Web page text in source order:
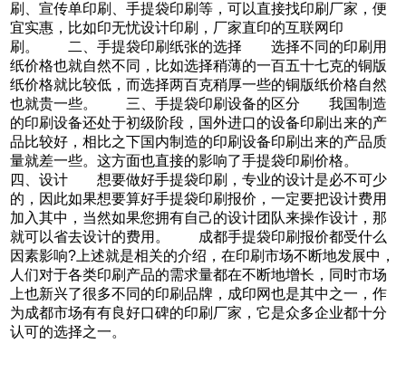
刷、宣传单印刷、手提袋印刷等，可以直接找印刷厂家，便
宜实惠，比如印无忧设计印刷，厂家直印的互联网印
刷。 二、手提袋印刷纸张的选择 选择不同的印刷用
纸价格也就自然不同，比如选择稍薄的一百五十七克的铜版
纸价格就比较低，而选择两百克稍厚一些的铜版纸价格自然
也就贵一些。 三、手提袋印刷设备的区分 我国制造
的印刷设备还处于初级阶段，国外进口的设备印刷出来的产
品比较好，相比之下国内制造的印刷设备印刷出来的产品质
量就差一些。这方面也直接的影响了手提袋印刷价格。
四、设计 想要做好手提袋印刷，专业的设计是必不可少
的，因此如果想要算好手提袋印刷报价，一定要把设计费用
加入其中，当然如果您拥有自己的设计团队来操作设计，那
就可以省去设计的费用。 成都手提袋印刷报价都受什么
因素影响?上述就是相关的介绍，在印刷市场不断地发展中，
人们对于各类印刷产品的需求量都在不断地增长，同时市场
上也新兴了很多不同的印刷品牌，成印网也是其中之一，作
为成都市场有有良好口碑的印刷厂家，它是众多企业都十分
认可的选择之一。